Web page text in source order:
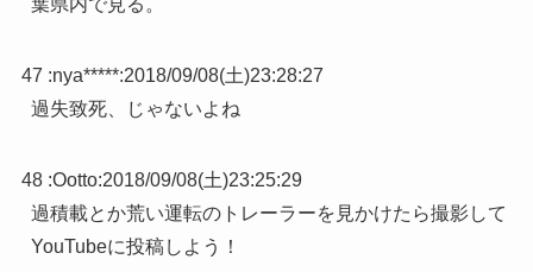
葉県内で見る。
47 :nya*****:2018/09/08(土)23:28:27
過失致死、じゃないよね
48 :Ootto:2018/09/08(土)23:25:29
過積載とか荒い運転のトレーラーを見かけたら撮影して
YouTubeに投稿しよう！